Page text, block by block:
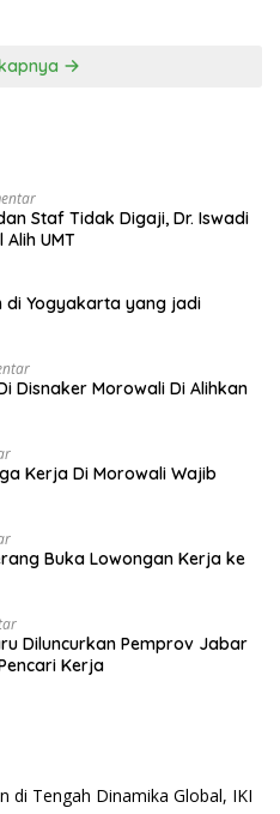
Staf Tidak Digaji, Dr. Iswadi
UMT
di Yogyakarta yang jadi
Disnaker Morowali Di Alihkan
Kerja Di Morowali Wajib
Buka Lowongan Kerja ke
Diluncurkan Pemprov Jabar
Kerja